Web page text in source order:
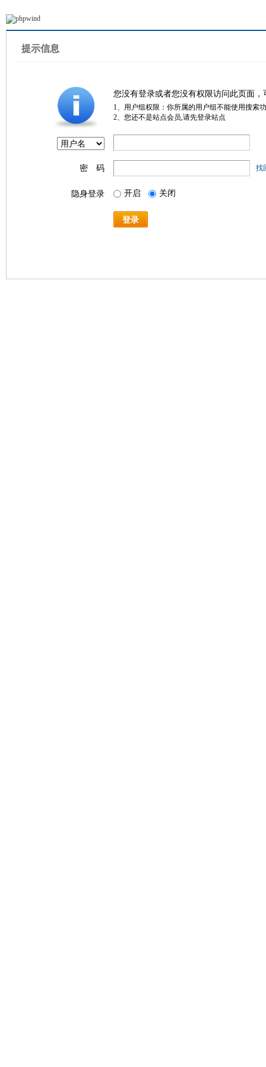
提示信息
您没有登录或者您没有权限访问此页面
1、用户组权限：你所属的用户组不能使用搜索
2、您还不是站点会员,请先登录站点
密 码 找
隐身登录 开启 关闭
登录